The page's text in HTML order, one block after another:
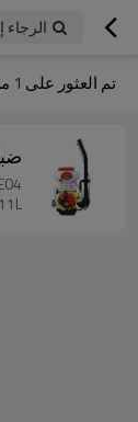
تم العثور على 1